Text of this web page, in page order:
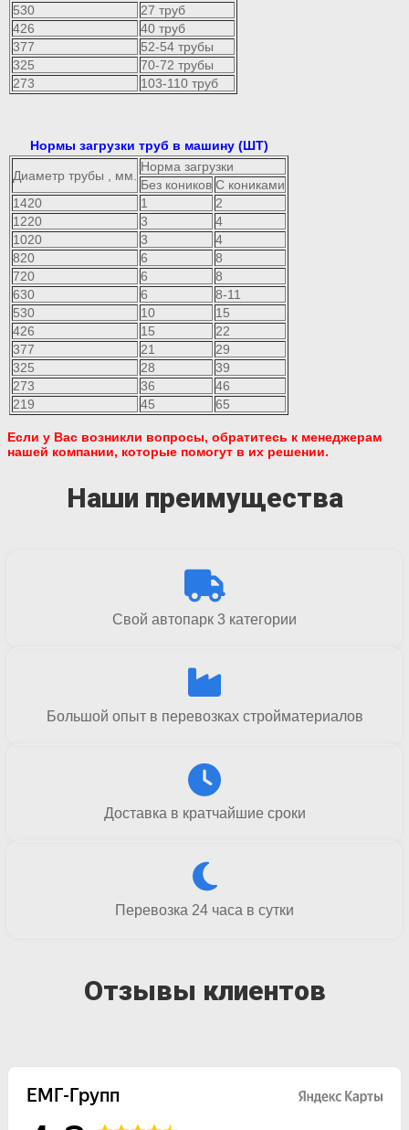
530
27 труб
426
40 труб
377
52-54 трубы
325
70-72 трубы
273
103-110 труб
Нормы загрузки труб в машину (ШТ)
Диаметр трубы , мм.
Норма загрузки
Без коников С кониками
1420
1
2
1220
3
4
1020
3
4
820
6
8
720
6
8
630
6
8-11
530
10
15
426
15
22
377
21
29
325
28
39
273
36
46
219
45 65
Если у Вас возникли вопросы, обратитесь к менеджерам
нашей компании, которые помогут в их решении.
Наши преимущества
Свой автопарк 3 категории
Большой опыт в перевозках стройматериалов
Доставка в кратчайшие сроки
Перевозка 24 часа в сутки
Отзывы клиентов